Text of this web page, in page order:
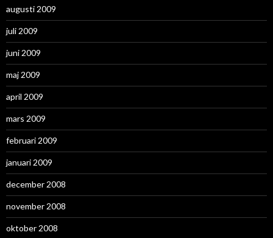
augusti 2009
juli 2009
juni 2009
maj 2009
april 2009
mars 2009
februari 2009
januari 2009
december 2008
november 2008
oktober 2008